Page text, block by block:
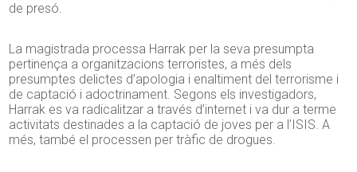
de presó.
La magistrada processa Harrak per la seva presumpta
pertinença a organitzacions terroristes, a més dels
presumptes delictes d’apologia i enaltiment del terrorisme i
de captació i adoctrinament. Segons els investigadors,
Harrak es va radicalitzar a través d’internet i va dur a terme
activitats destinades a la captació de joves per a l’ISIS. A
més, també el processen per tràfic de drogues.